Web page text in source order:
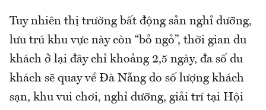
Tuy nhiên thị trường bất động sản nghỉ dưỡng,
lưu trú khu vực này còn “bỏ ngỏ”, thời gian du
khách ở lại đây chỉ khoảng 2,5 ngày, đa số du
khách sẽ quay về Đà Nẵng do số lượng khách
sạn, khu vui chơi, nghỉ dưỡng, giải trí tại Hội